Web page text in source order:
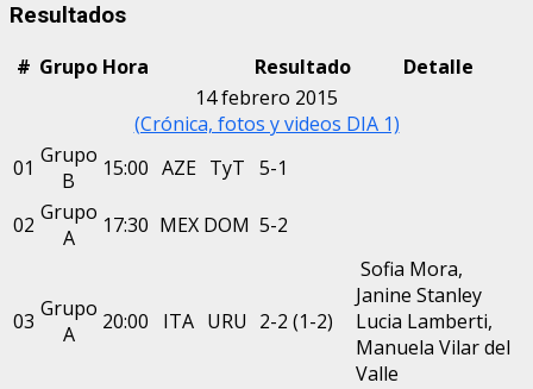
Resultados
# Grupo Hora Resultado
Detalle
14 febrero 2015
(Crónica, fotos y videos DIA 1)
01 Grupo
B
15:00 AZE TyT 5-1
02 Grupo
A
17:30 MEX DOM 5-2
03 Grupo
A
20:00 ITA URU 2-2 (1-2)
Sofia Mora,
Janine Stanley
Lucia Lamberti,
Manuela Vilar del
Valle